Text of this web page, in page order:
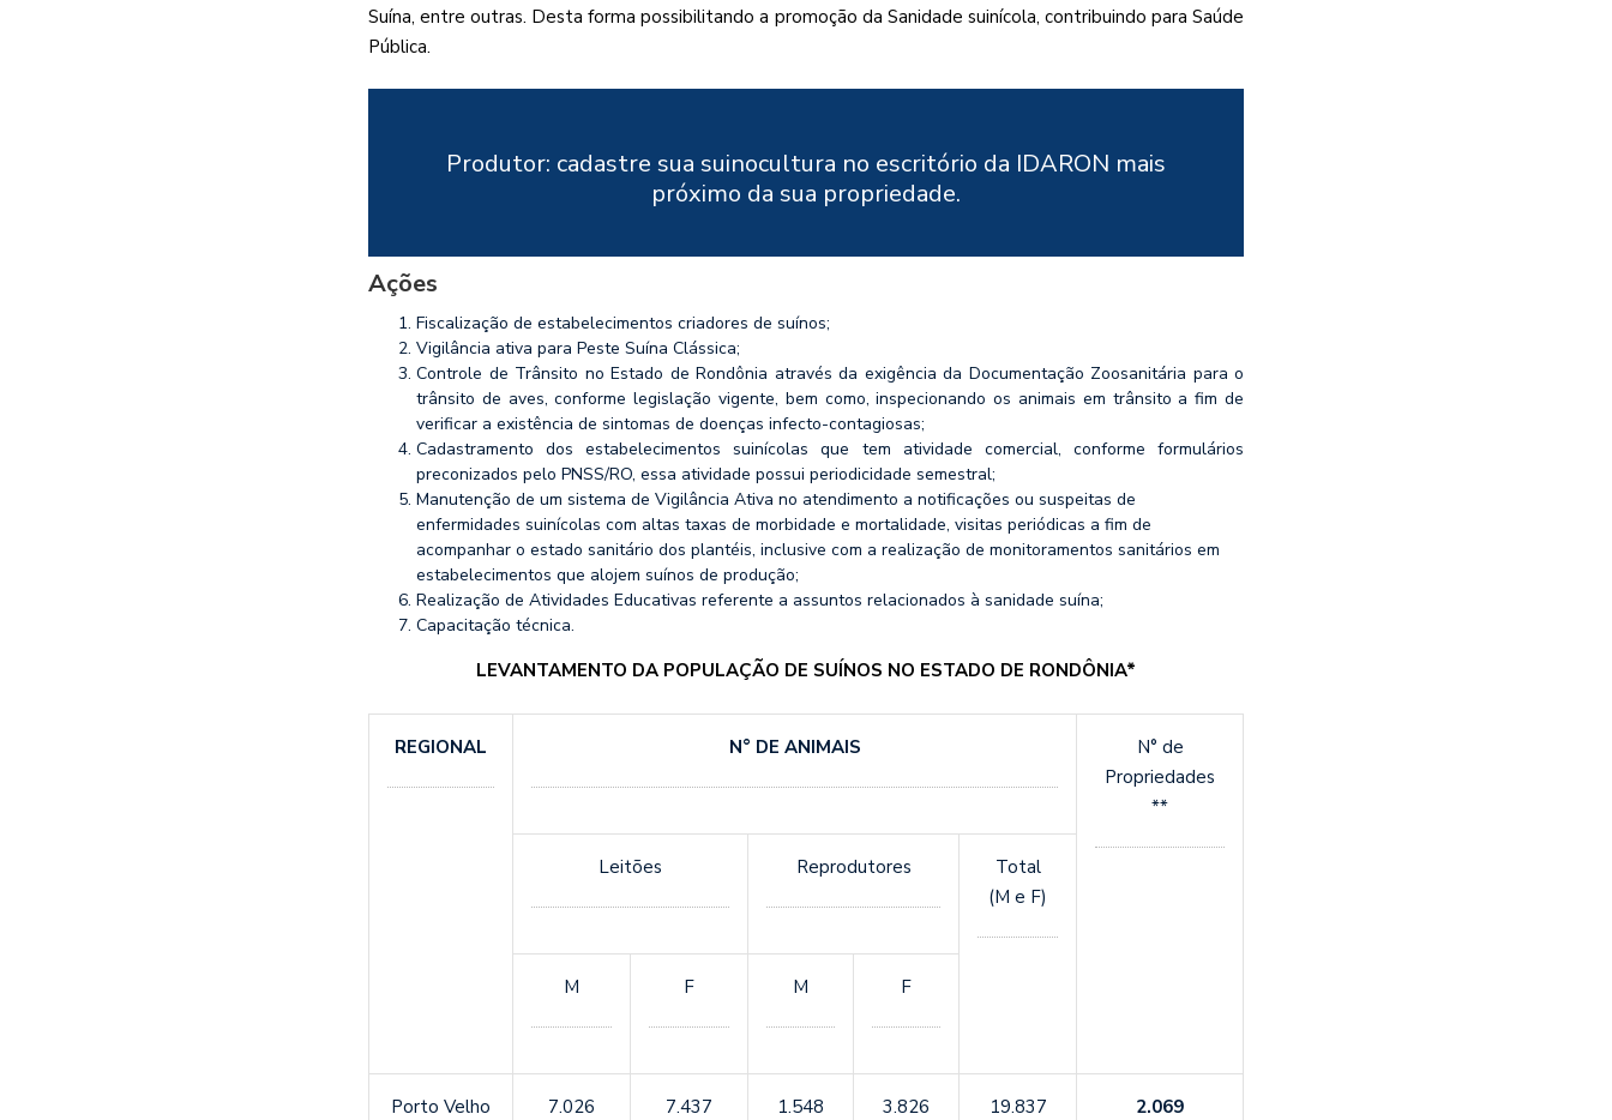
Suína, entre outras. Desta forma possibilitando a promoção da Sanidade suinícola, contribuindo para Saúde
Pública.
Produtor: cadastre sua suinocultura no escritório da IDARON mais
próximo da sua propriedade.
Ações
Fiscalização de estabelecimentos criadores de suínos;
Vigilância ativa para Peste Suína Clássica;
Controle de Trânsito no Estado de Rondônia através da exigência da Documentação Zoosanitária para o
trânsito de aves, conforme legislação vigente, bem como, inspecionando os animais em trânsito a fim de
verificar a existência de sintomas de doenças infecto-contagiosas;
Cadastramento dos estabelecimentos suinícolas que tem atividade comercial, conforme formulários
preconizados pelo PNSS/RO, essa atividade possui periodicidade semestral;
Manutenção de um sistema de Vigilância Ativa no atendimento a notificações ou suspeitas de
enfermidades suinícolas com altas taxas de morbidade e mortalidade, visitas periódicas a fim de
acompanhar o estado sanitário dos plantéis, inclusive com a realização de monitoramentos sanitários em
estabelecimentos que alojem suínos de produção;
Realização de Atividades Educativas referente a assuntos relacionados à sanidade suína;
Capacitação técnica.
LEVANTAMENTO DA POPULAÇÃO DE SUÍNOS NO ESTADO DE RONDÔNIA*
REGIONAL N° DE ANIMAIS
N° de
Propriedades
**
Leitões Reprodutores
Total
(M e F)
M F M F
Porto Velho 7.026 7.437 1.548 3.826 19.837 2.069